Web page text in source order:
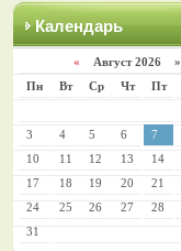
Календарь
« Август 2026 »
Пн
Вт Ср Чт Пт
3
4 5 6 7
10
11 12 13 14
17
18 19 20 21
24
25 26 27 28
31